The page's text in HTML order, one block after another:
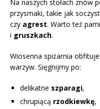
Na naszych stołach znów
przysmaki, takie jak
czy agrest. Warto też
i gruszkach.
Wiosenna spiżarnia
warzyw. Sięgnijmy po:
delikatne szparagi,
chrupiącą rzodkiewkę,